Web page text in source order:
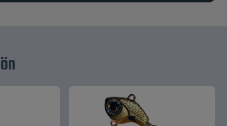
allt från spön, rullar och
täcker både modernt predatorfiske och